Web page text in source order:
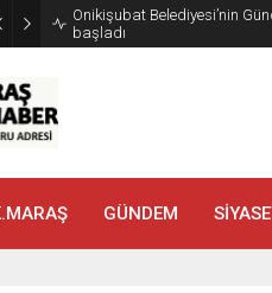
Geleneksel Ağustos
GÜNDEM